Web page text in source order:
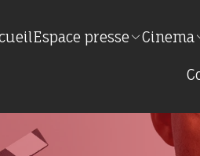
Espace presse Cinema